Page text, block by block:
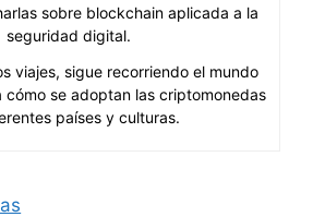
sobre blockchain aplicada a la
seguridad digital.
viajes, sigue recorriendo el mundo
cómo se adoptan las criptomonedas
países y culturas.